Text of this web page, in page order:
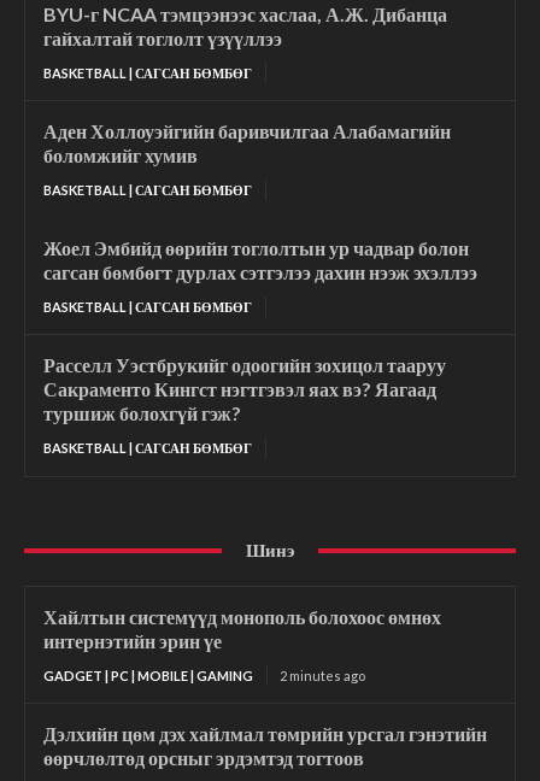
BYU-г NCAA тэмцээнээс хаслаа, А.Ж. Дибанца
гайхалтай тоглолт үзүүллээ
BASKETBALL | САГСАН БӨМБӨГ
Аден Холлоуэйгийн баривчилгаа Алабамагийн
боломжийг хумив
BASKETBALL | САГСАН БӨМБӨГ
Жоел Эмбийд өөрийн тоглолтын ур чадвар болон
сагсан бөмбөгт дурлах сэтгэлээ дахин нээж эхэллээ
BASKETBALL | САГСАН БӨМБӨГ
Расселл Уэстбрукийг одоогийн зохицол тааруу
Сакраменто Кингст нэгтгэвэл яах вэ? Яагаад
туршиж болохгүй гэж?
BASKETBALL | САГСАН БӨМБӨГ
Шинэ
Хайлтын системүүд монополь болохоос өмнөх
интернэтийн эрин үе
GADGET | PC | MOBILE | GAMING 2 minutes ago
Дэлхийн цөм дэх хайлмал төмрийн урсгал гэнэтийн
өөрчлөлтөд орсныг эрдэмтэд тогтоов